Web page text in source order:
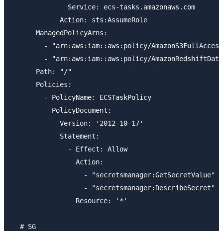
              Service: ecs-tasks.amazonaws.com
            Action: sts:AssumeRole
      ManagedPolicyArns:
- "arn:aws:iam::aws:policy/
- "arn:aws:iam::aws:policy/
      Path: "/"
      Policies:
        - PolicyName: ECSTaskPolicy
          PolicyDocument:
            Version: '2012-10-17'
            Statement:
              - Effect: Allow
                Action:
                  - "secretsmanager:GetSecretValue"
                  - "secretsmanager:DescribeSecret"
                Resource: '*'
  # SG